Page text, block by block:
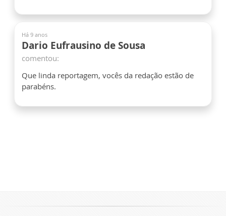
Há 9 anos
Dario Eufrausino de Sousa
comentou:
Que linda reportagem, vocês da redação estão de
parabéns.